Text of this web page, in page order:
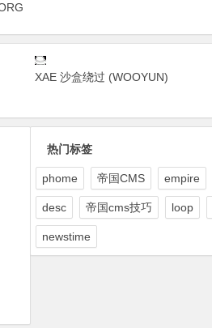
XAE 沙盒绕过 (WOOYUN)
热门标签
phome 帝国CMS empire
desc 帝国cms技巧 loop
newstime